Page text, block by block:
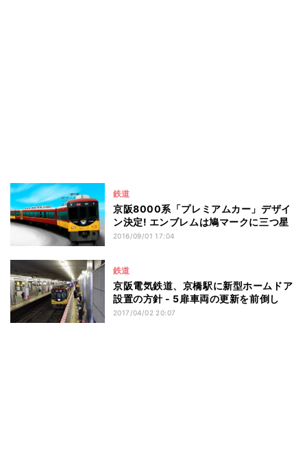
鉄道
京阪8000系「プレミアムカー」デザイ
ン決定! エンブレムは鳩マークに三つ星
2016/09/01 17:04
鉄道
京阪電気鉄道、京橋駅に新型ホームドア
設置の方針 - 5扉車両の更新を前倒し
2017/04/02 20:07